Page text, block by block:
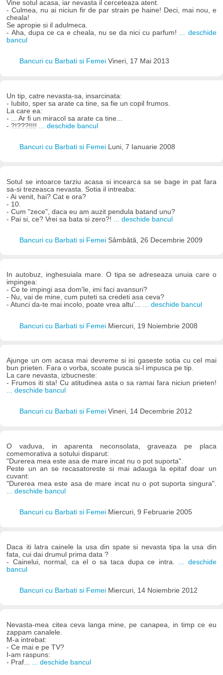
Vine sotul acasa, iar nevasta il cerceteaza atent.
- Culmea, nu ai niciun fir de par strain pe haine! Deci, mai nou, e
cheala!
Se apropie si il adulmeca.
- Aha, dupa ce ca e cheala, nu se da nici cu parfum! ... deschide
bancul
Bancuri cu Barbati si Femei Vineri, 17 Mai 2013
Un tip, catre nevasta-sa, insarcinata:
- Iubito, sper sa arate ca tine, sa fie un copil frumos.
La care ea:
- ... Ar fi un miracol sa arate ca tine...
- ?!???!!!!
... deschide bancul
Bancuri cu Barbati si Femei Luni, 7 Ianuarie 2008
Sotul se intoarce tarziu acasa si incearca sa se bage in pat fara
sa-si trezeasca nevasta. Sotia il intreaba:
- Ai venit, hai? Cat e ora?
- 10.
- Cum "zece", daca eu am auzit pendula batand unu?
- Pai si, ce? Vrei sa bata si zero?!
... deschide bancul
Bancuri cu Barbati si Femei Sâmbătă, 26 Decembrie 2009
In autobuz, inghesuiala mare. O tipa se adreseaza unuia care o
impingea:
- Ce te impingi asa dom'le, imi faci avansuri?
- Nu, vai de mine, cum puteti sa credeti asa ceva?
- Atunci da-te mai incolo, poate vrea altu'... ... deschide bancul
Bancuri cu Barbati si Femei Miercuri, 19 Noiembrie 2008
Ajunge un om acasa mai devreme si isi gaseste sotia cu cel mai
bun prieten. Fara o vorba, scoate pusca si-l impusca pe tip.
La care nevasta, izbucneste:
- Frumos iti sta! Cu atitudinea asta o sa ramai fara niciun prieten!
... deschide bancul
Bancuri cu Barbati si Femei Vineri, 14 Decembrie 2012
O vaduva, in aparenta neconsolata, graveaza pe placa
comemorativa a sotului disparut:
"Durerea mea este asa de mare incat nu o pot suporta".
Peste un an se recasatoreste si mai adauga la epitaf doar un
cuvant:
"Durerea mea este asa de mare incat nu o pot suporta singura".
... deschide bancul
Bancuri cu Barbati si Femei Miercuri, 9 Februarie 2005
Daca iti latra cainele la usa din spate si nevasta tipa la usa din
fata, cui dai drumul prima data ?
- Cainelui, normal, ca el o sa taca dupa ce intra.
... deschide
bancul
Bancuri cu Barbati si Femei Miercuri, 14 Noiembrie 2012
Nevasta-mea citea ceva langa mine, pe canapea, in timp ce eu
zappam canalele.
M-a intrebat:
- Ce mai e pe TV?
I-am raspuns:
- Praf... ... deschide bancul